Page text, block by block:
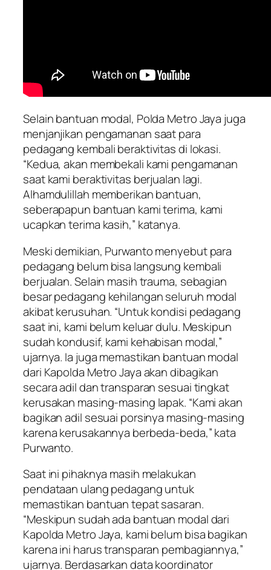
Selain bantuan modal, Polda Metro Jaya juga
menjanjikan pengamanan saat para
pedagang kembali beraktivitas di lokasi.
“Kedua, akan membekali kami pengamanan
saat kami beraktivitas berjualan lagi.
Alhamdulillah memberikan bantuan,
seberapapun bantuan kami terima, kami
ucapkan terima kasih,” katanya.
Meski demikian, Purwanto menyebut para
pedagang belum bisa langsung kembali
berjualan. Selain masih trauma, sebagian
besar pedagang kehilangan seluruh modal
akibat kerusuhan. “Untuk kondisi pedagang
saat ini, kami belum keluar dulu. Meskipun
sudah kondusif, kami kehabisan modal,”
ujarnya. Ia juga memastikan bantuan modal
dari Kapolda Metro Jaya akan dibagikan
secara adil dan transparan sesuai tingkat
kerusakan masing-masing lapak. “Kami akan
bagikan adil sesuai porsinya masing-masing
karena kerusakannya berbeda-beda,” kata
Purwanto.
Saat ini pihaknya masih melakukan
pendataan ulang pedagang untuk
memastikan bantuan tepat sasaran.
“Meskipun sudah ada bantuan modal dari
Kapolda Metro Jaya, kami belum bisa bagikan
karena ini harus transparan pembagiannya,”
ujarnya. Berdasarkan data koordinator